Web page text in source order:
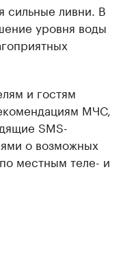
сильные ливни. В
уровня воды
и гостям
МЧС,
SMS-
о возможных
местным теле- и